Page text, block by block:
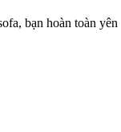
bạn hoàn toàn